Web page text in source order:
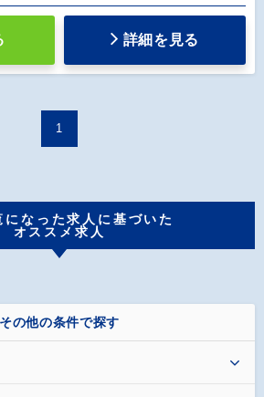
詳細を見る
1
になった求人に基づいた
オススメ求人
その他の条件で探す